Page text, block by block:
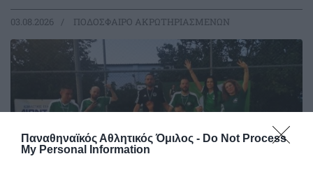
Παναθηναϊκός Αθλητικός Όμιλος - Do Not Process
My Personal Information
03.08.2026 ΠΟΔΟΣΦΑΙΡΟ ΑΚΡΩΤΗΡΙΑΣΜΕΝΩΝ